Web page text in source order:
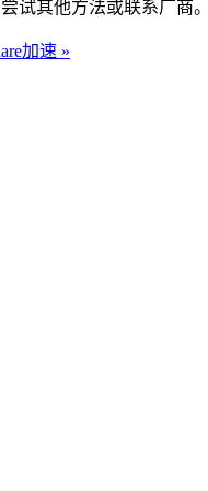
试其他方法或联系厂商。
加速 »